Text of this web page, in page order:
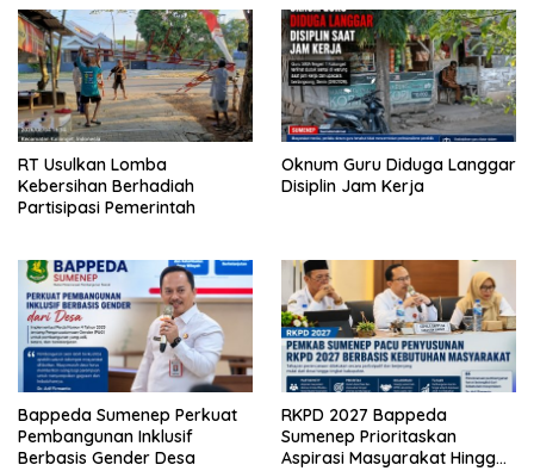
RT Usulkan Lomba
Kebersihan Berhadiah
Partisipasi Pemerintah
Oknum Guru Diduga Langgar
Disiplin Jam Kerja
Bappeda Sumenep Perkuat
Pembangunan Inklusif
Berbasis Gender Desa
RKPD 2027 Bappeda
Sumenep Prioritaskan
Aspirasi Masyarakat Hingga